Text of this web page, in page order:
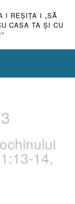
I REŞIŢA I „SĂ
CASA TA ŞI CU
14,